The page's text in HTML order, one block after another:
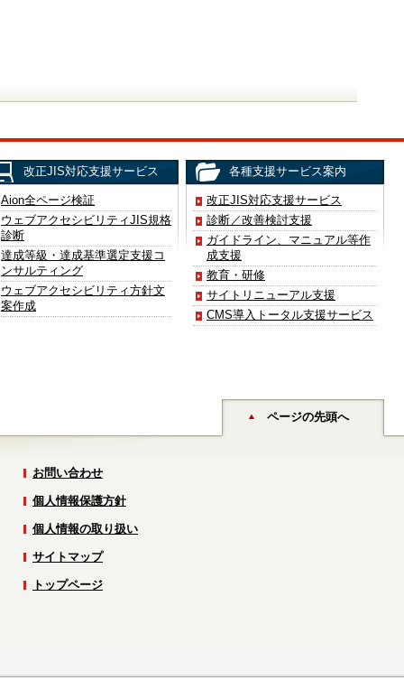
改正JIS対応支援サービス
Aion全ページ検証
ウェブアクセシビリティJIS規格
診断
達成等級・達成基準選定支援コ
ンサルティング
ウェブアクセシビリティ方針文
案作成
各種支援サービス案内
改正JIS対応支援サービス
診断／改善検討支援
ガイドライン、マニュアル等作
成支援
教育・研修
サイトリニューアル支援
CMS導入トータル支援サービス
ページの先頭へ
お問い合わせ
個人情報保護方針
個人情報の取り扱い
サイトマップ
トップページ